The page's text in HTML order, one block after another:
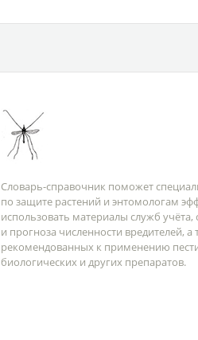
Словарь-справочник поможет
по защите растений и энтомологам
использовать материалы служб учёта,
и прогноза численности вредителей, а
рекомендованных к применению
биологических и других препаратов.